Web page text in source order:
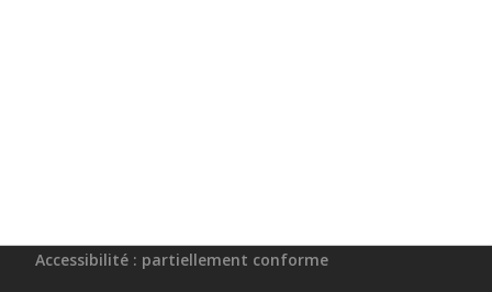
Accessibilité : partiellement conforme